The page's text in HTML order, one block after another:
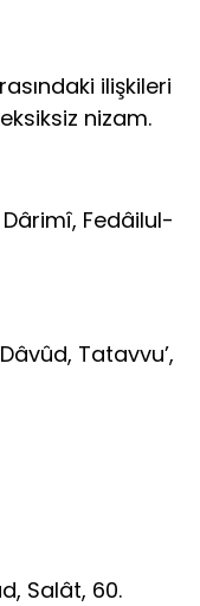
ilişkileri
nizam.
Dârimî, Fedâilul-
Tatavvu’,
Salât, 60.